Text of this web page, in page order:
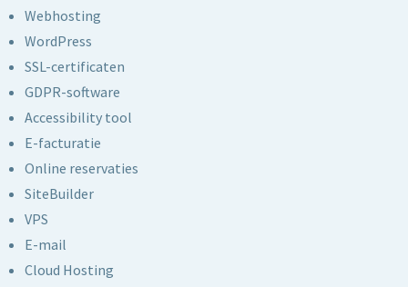
Webhosting
WordPress
SSL-certificaten
GDPR-software
Accessibility tool
E-facturatie
Online reservaties
SiteBuilder
VPS
E-mail
Cloud Hosting